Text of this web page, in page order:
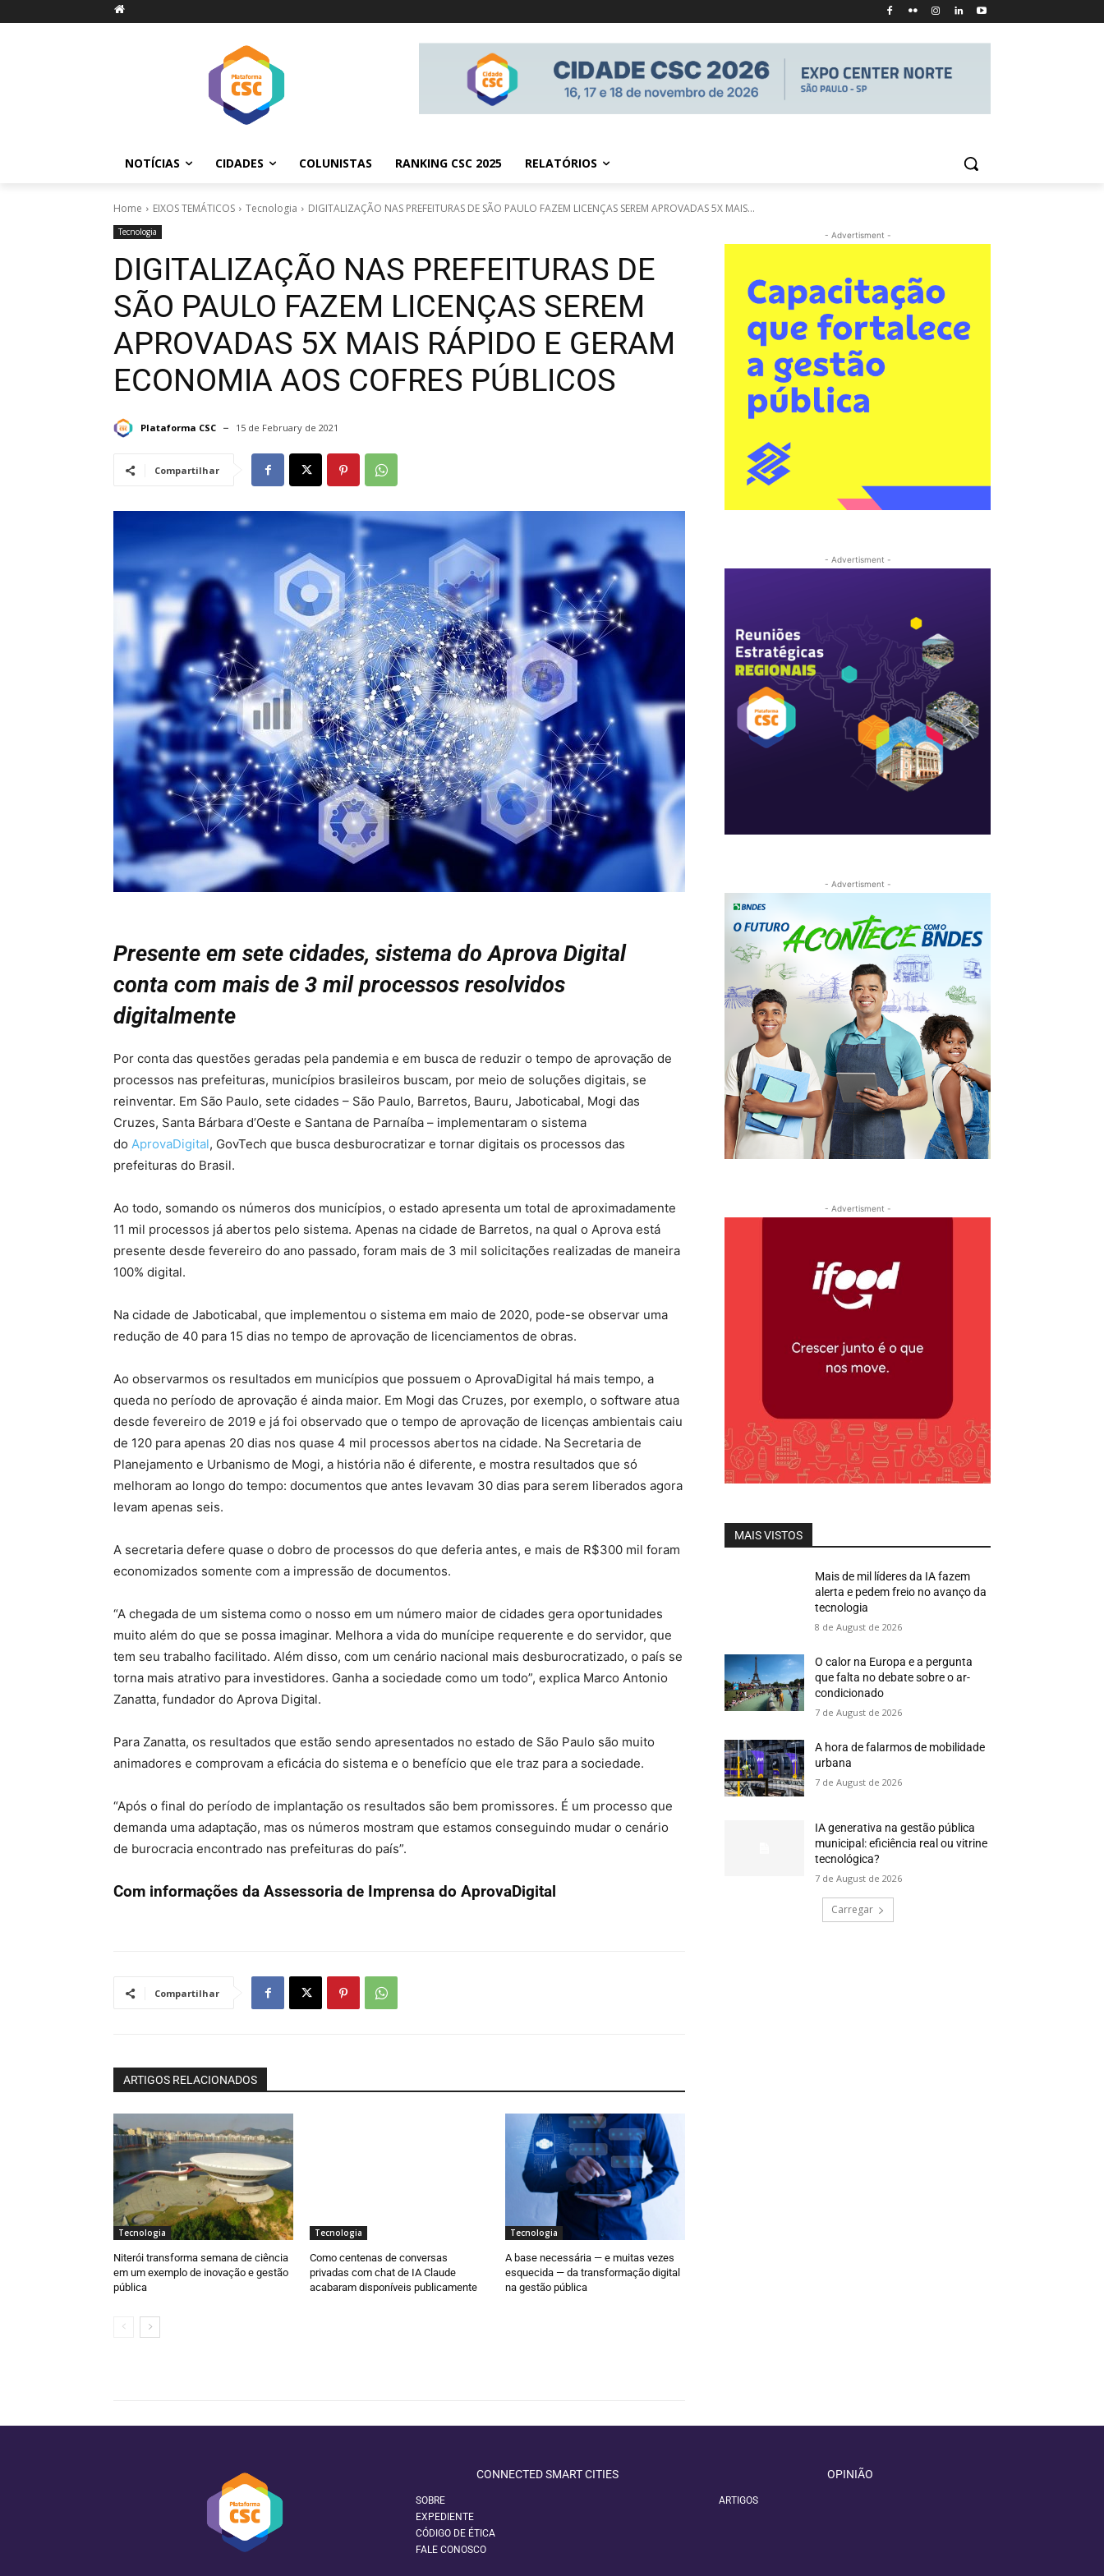
NOTÍCIAS CIDADES COLUNISTAS RANKING CSC 2025 RELATÓRIOS
Home EIXOS TEMÁTICOS Tecnologia DIGITALIZAÇÃO NAS PREFEITURAS DE SÃO PAULO FAZEM LICENÇAS SEREM APROVADAS 5X MAIS...
Tecnologia
DIGITALIZAÇÃO NAS PREFEITURAS DE
SÃO PAULO FAZEM LICENÇAS SEREM
APROVADAS 5X MAIS RÁPIDO E GERAM
ECONOMIA AOS COFRES PÚBLICOS
Plataforma CSC 15 de February de 2021
Compartilhar
Presente em sete cidades, sistema do Aprova Digital
conta com mais de 3 mil processos resolvidos
digitalmente
Por conta das questões geradas pela pandemia e em busca de reduzir o tempo de aprovação de
processos nas prefeituras, municípios brasileiros buscam, por meio de soluções digitais, se
reinventar. Em São Paulo, sete cidades – São Paulo, Barretos, Bauru, Jaboticabal, Mogi das
Cruzes, Santa Bárbara d’Oeste e Santana de Parnaíba – implementaram o sistema
do AprovaDigital, GovTech que busca desburocratizar e tornar digitais os processos das
prefeituras do Brasil.
Ao todo, somando os números dos municípios, o estado apresenta um total de aproximadamente
11 mil processos já abertos pelo sistema. Apenas na cidade de Barretos, na qual o Aprova está
presente desde fevereiro do ano passado, foram mais de 3 mil solicitações realizadas de maneira
100% digital.
Na cidade de Jaboticabal, que implementou o sistema em maio de 2020, pode-se observar uma
redução de 40 para 15 dias no tempo de aprovação de licenciamentos de obras.
Ao observarmos os resultados em municípios que possuem o AprovaDigital há mais tempo, a
queda no período de aprovação é ainda maior. Em Mogi das Cruzes, por exemplo, o software atua
desde fevereiro de 2019 e já foi observado que o tempo de aprovação de licenças ambientais caiu
de 120 para apenas 20 dias nos quase 4 mil processos abertos na cidade. Na Secretaria de
Planejamento e Urbanismo de Mogi, a história não é diferente, e mostra resultados que só
melhoram ao longo do tempo: documentos que antes levavam 30 dias para serem liberados agora
levam apenas seis.
A secretaria defere quase o dobro de processos do que deferia antes, e mais de R$300 mil foram
economizados somente com a impressão de documentos.
“A chegada de um sistema como o nosso em um número maior de cidades gera oportunidades
muito além do que se possa imaginar. Melhora a vida do munícipe requerente e do servidor, que
tem seu trabalho facilitado. Além disso, com um cenário nacional mais desburocratizado, o país se
torna mais atrativo para investidores. Ganha a sociedade como um todo”, explica Marco Antonio
Zanatta, fundador do Aprova Digital.
Para Zanatta, os resultados que estão sendo apresentados no estado de São Paulo são muito
animadores e comprovam a eficácia do sistema e o benefício que ele traz para a sociedade.
“Após o final do período de implantação os resultados são bem promissores. É um processo que
demanda uma adaptação, mas os números mostram que estamos conseguindo mudar o cenário
de burocracia encontrado nas prefeituras do país”.
Com informações da Assessoria de Imprensa do AprovaDigital
Compartilhar
ARTIGOS RELACIONADOS
Tecnologia
Niterói transforma semana de ciência
em um exemplo de inovação e gestão
pública
Tecnologia
Como centenas de conversas
privadas com chat de IA Claude
acabaram disponíveis publicamente
Tecnologia
A base necessária — e muitas vezes
esquecida — da transformação digital
na gestão pública
- Advertisment -
- Advertisment -
- Advertisment -
- Advertisment -
MAIS VISTOS
Mais de mil líderes da IA fazem
alerta e pedem freio no avanço da
tecnologia
8 de August de 2026
O calor na Europa e a pergunta
que falta no debate sobre o ar-
condicionado
7 de August de 2026
A hora de falarmos de mobilidade
urbana
7 de August de 2026
IA generativa na gestão pública
municipal: eficiência real ou vitrine
tecnológica?
7 de August de 2026
Carregar
CONNECTED SMART CITIES
SOBRE
EXPEDIENTE
CÓDIGO DE ÉTICA
FALE CONOSCO
OPINIÃO
ARTIGOS